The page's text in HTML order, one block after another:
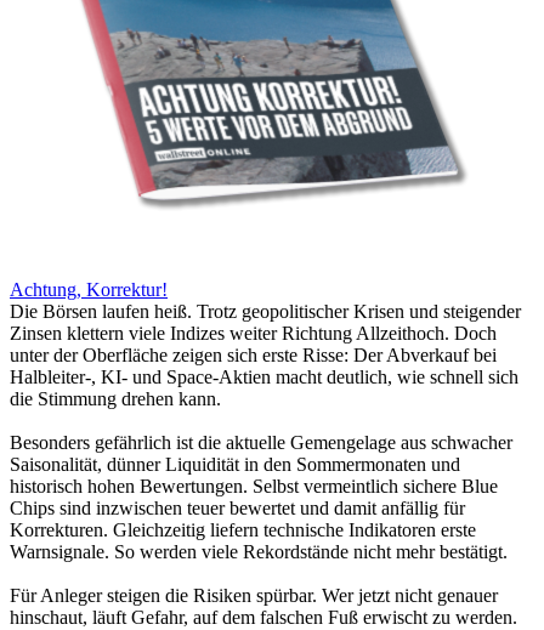
Achtung, Korrektur!
Die Börsen laufen heiß. Trotz geopolitischer Krisen und steigender
Zinsen klettern viele Indizes weiter Richtung Allzeithoch. Doch
unter der Oberfläche zeigen sich erste Risse: Der Abverkauf bei
Halbleiter-, KI- und Space-Aktien macht deutlich, wie schnell sich
die Stimmung drehen kann.
Besonders gefährlich ist die aktuelle Gemengelage aus schwacher
Saisonalität, dünner Liquidität in den Sommermonaten und
historisch hohen Bewertungen. Selbst vermeintlich sichere Blue
Chips sind inzwischen teuer bewertet und damit anfällig für
Korrekturen. Gleichzeitig liefern technische Indikatoren erste
Warnsignale. So werden viele Rekordstände nicht mehr bestätigt.
Für Anleger steigen die Risiken spürbar. Wer jetzt nicht genauer
hinschaut, läuft Gefahr, auf dem falschen Fuß erwischt zu werden.